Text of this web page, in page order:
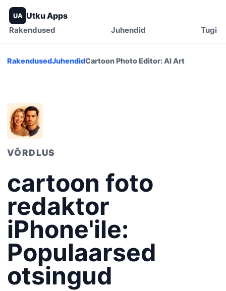
UA Utku Apps
Rakendused Juhendid Tugi
RakendusedJuhendidCartoon Photo Editor: AI Art
VÕRDLUS
cartoon foto
redaktor
iPhone'ile:
Populaarsed
otsingud